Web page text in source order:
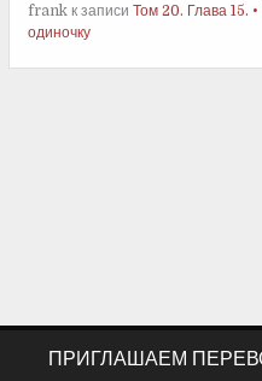
frank к записи Том 20. Глава 15.
одиночку
ПРИГЛАШАЕМ